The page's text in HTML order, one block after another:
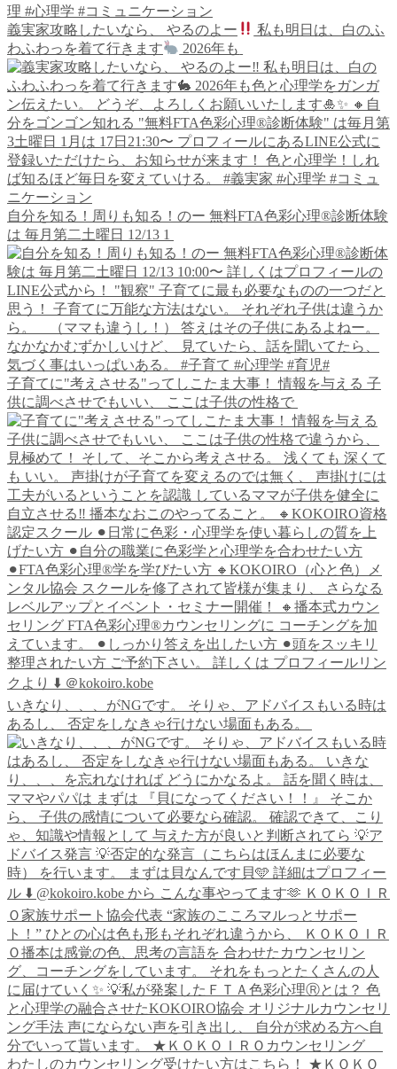
義実家攻略したいなら、 やるのよー
私も明日は、白のふ
わふわっを着て行きます
2026年も
自分を知る！周りも知る！のー 無料FTA色彩心理®︎診断体験
は 毎月第二土曜日 12/13 1
子育てに"考えさせる"ってしこたま大事！ 情報を与える 子
供に調べさせでもいい、 ここは子供の性格で
いきなり、、、がNGです。 そりゃ、アドバイスもいる時は
あるし、 否定をしなきゃ行けない場面もある。